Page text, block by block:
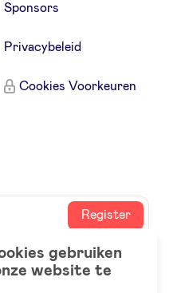
Sponsors
Privacybeleid
Cookies Voorkeuren
Register
gebruiken
website te